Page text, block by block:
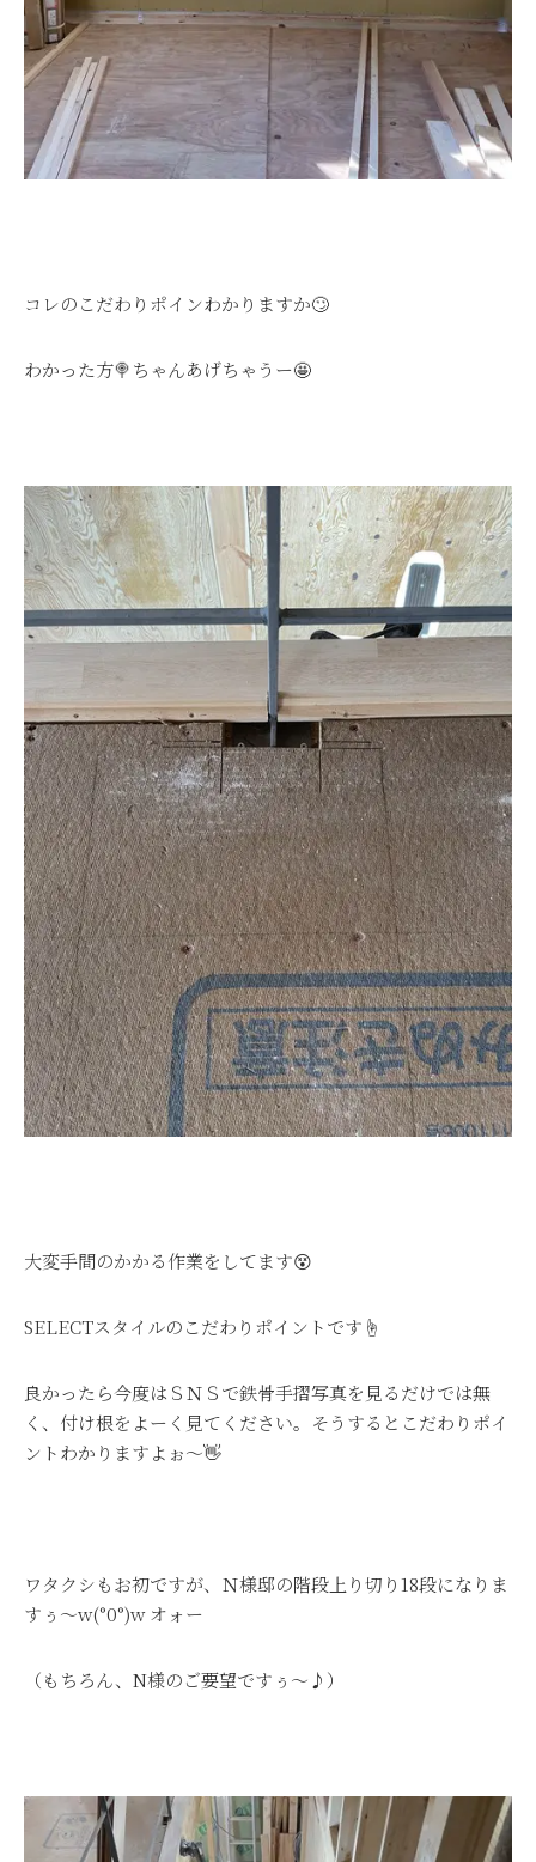
コレのこだわりポインわかりますか🙄
わかった方🍭ちゃんあげちゃうー🤩
大変手間のかかる作業をしてます😵
SELECTスタイルのこだわりポイントです☝
良かったら今度はＳＮＳで鉄骨手摺写真を見るだけでは無
く、付け根をよーく見てください。そうするとこだわりポイ
ントわかりますよぉ～👋
ワタクシもお初ですが、Ｎ様邸の階段上り切り18段になりま
すぅ～w(°0°)w オォー
（もちろん、N様のご要望ですぅ～♪）